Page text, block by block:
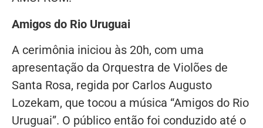
Amigos do Rio Uruguai
A cerimônia iniciou às 20h, com uma
apresentação da Orquestra de Violões de
Santa Rosa, regida por Carlos Augusto
Lozekam, que tocou a música “Amigos do Rio
Uruguai”. O público então foi conduzido até o